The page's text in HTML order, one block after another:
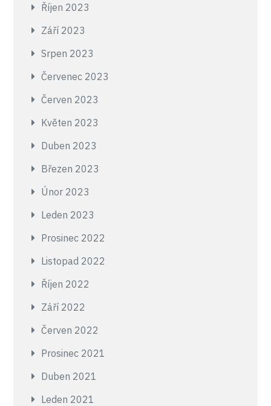
Říjen 2023
Září 2023
Srpen 2023
Červenec 2023
Červen 2023
Květen 2023
Duben 2023
Březen 2023
Únor 2023
Leden 2023
Prosinec 2022
Listopad 2022
Říjen 2022
Září 2022
Červen 2022
Prosinec 2021
Duben 2021
Leden 2021